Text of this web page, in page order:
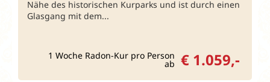
Nähe des historischen Kurparks und ist durch einen
Glasgang mit dem...
1 Woche Radon-Kur pro Person
ab € 1.059,-